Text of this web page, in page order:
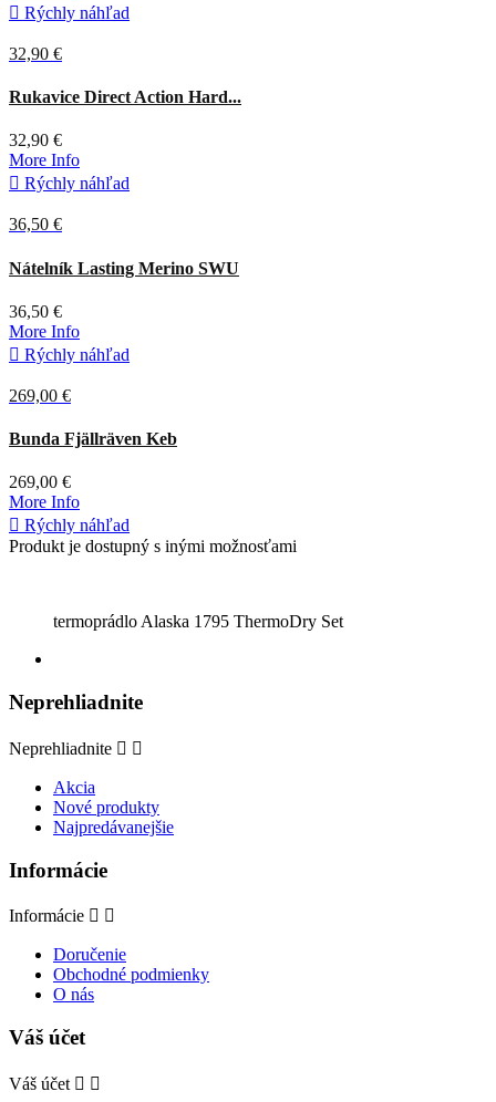
 Rýchly náhľad
32,90 €
Coyote
Rukavice Direct Action Hard...
32,90 €
More Info
 Rýchly náhľad
36,50 €
Zelená
Nátelník Lasting Merino SWU
36,50 €
More Info
 Rýchly náhľad
269,00 €
Deep
Forest
Bunda Fjällräven Keb
269,00 €
More Info
 Rýchly náhľad
Produkt je dostupný s inými možnosťami
termoprádlo Alaska 1795 ThermoDry Set
Neprehliadnite
Neprehliadnite  
Akcia
Nové produkty
Najpredávanejšie
Informácie
Informácie  
Doručenie
Obchodné podmienky
O nás
Váš účet
Váš účet  